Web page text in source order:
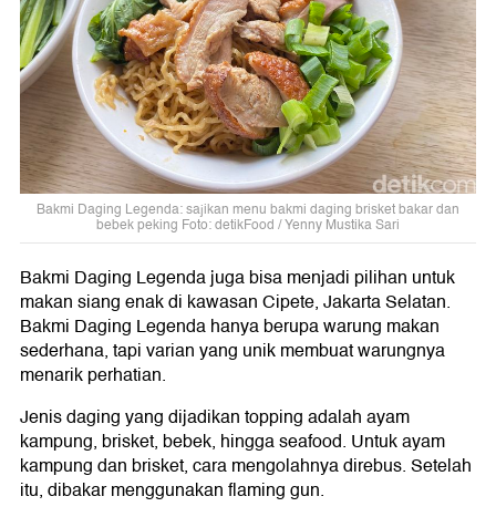
Bakmi Daging Legenda: sajikan menu bakmi daging brisket bakar dan
bebek peking Foto: detikFood / Yenny Mustika Sari
Bakmi Daging Legenda juga bisa menjadi pilihan untuk
makan siang enak di kawasan Cipete, Jakarta Selatan.
Bakmi Daging Legenda hanya berupa warung makan
sederhana, tapi varian yang unik membuat warungnya
menarik perhatian.
Jenis daging yang dijadikan topping adalah ayam
kampung, brisket, bebek, hingga seafood. Untuk ayam
kampung dan brisket, cara mengolahnya direbus. Setelah
itu, dibakar menggunakan flaming gun.